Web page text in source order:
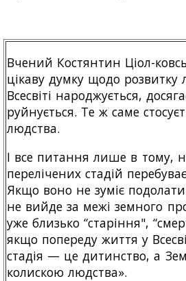
Вчений Костянтин Ціол-
цікаву думку щодо розвитку
Всесвіті народжується,
руйнується. Те ж саме
людства.
І все питання лише в тому,
перелічених стадій
Якщо воно не зуміє
не вийде за межі земного
уже близько “старіння",
якщо попереду життя у
стадія — це дитинство, а
колискою людства».